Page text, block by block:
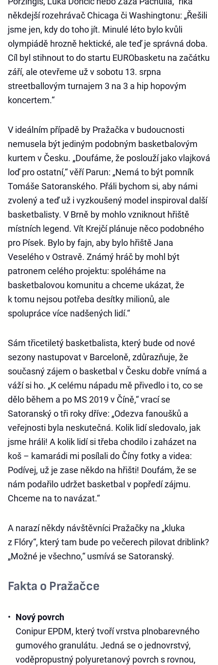
někdejší rozehrávač Chicaga či Washingtonu: „Řešili
jsme jen, kdy do toho jít. Minulé léto bylo kvůli
olympiádě hrozně hektické, ale teď je správná doba.
Cíl byl stihnout to do startu EURObasketu na začátku
září, ale otevřeme už v sobotu 13. srpna
streetballovým turnajem 3 na 3 a hip hopovým
koncertem.“
V ideálním případě by Pražačka v budoucnosti
nemusela být jediným podobným basketbalovým
kurtem v Česku. „Doufáme, že poslouží jako vlajková
loď pro ostatní,“ věří Parun: „Nemá to být pomník
Tomáše Satoranského. Přáli bychom si, aby námi
zvolený a teď už i vyzkoušený model inspiroval další
basketbalisty. V Brně by mohlo vzniknout hřiště
místních legend. Vít Krejčí plánuje něco podobného
pro Písek. Bylo by fajn, aby bylo hřiště Jana
Veselého v Ostravě. Známý hráč by mohl být
patronem celého projektu: spoléháme na
basketbalovou komunitu a chceme ukázat, že
k tomu nejsou potřeba desítky milionů, ale
spolupráce více nadšených lidí.“
Sám třicetiletý basketbalista, který bude od nové
sezony nastupovat v Barceloně, zdůrazňuje, že
současný zájem o basketbal v Česku dobře vnímá a
váží si ho. „K celému nápadu mě přivedlo i to, co se
dělo během a po MS 2019 v Číně,“ vrací se
Satoranský o tři roky dříve: „Odezva fanoušků a
veřejnosti byla neskutečná. Kolik lidí sledovalo, jak
jsme hráli! A kolik lidí si třeba chodilo i zaházet na
koš – kamarádi mi posílali do Číny fotky a videa:
Podívej, už je zase někdo na hřišti! Doufám, že se
nám podařilo udržet basketbal v popředí zájmu.
Chceme na to navázat.“
A narazí někdy návštěvníci Pražačky na „kluka
z Flóry“, který tam bude po večerech pilovat driblink?
„Možné je všechno,“ usmívá se Satoranský.
Fakta o Pražačce
Nový povrch
Conipur EPDM, který tvoří vrstva plnobarevného
gumového granulátu. Jedná se o jednovrstvý,
voděpropustný polyuretanový povrch s rovnou,